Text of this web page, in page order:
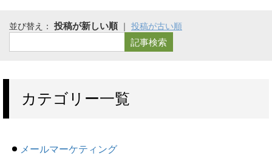
並び替え： ｜
カテゴリー一覧
メールマーケティング